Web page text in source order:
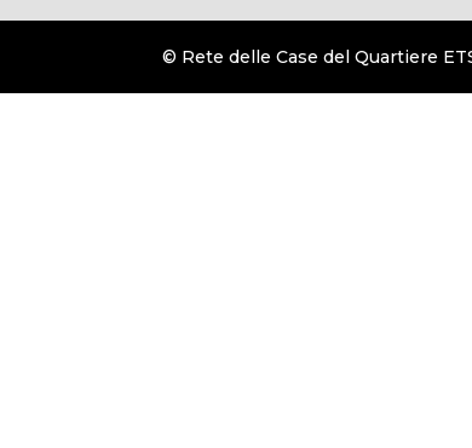
© Rete delle Case del Quartiere